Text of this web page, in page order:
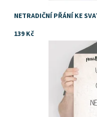
NETRADIČNÍ PŘÁNÍ KE
139 Kč
Dostupnost:
Skladem
DejDar